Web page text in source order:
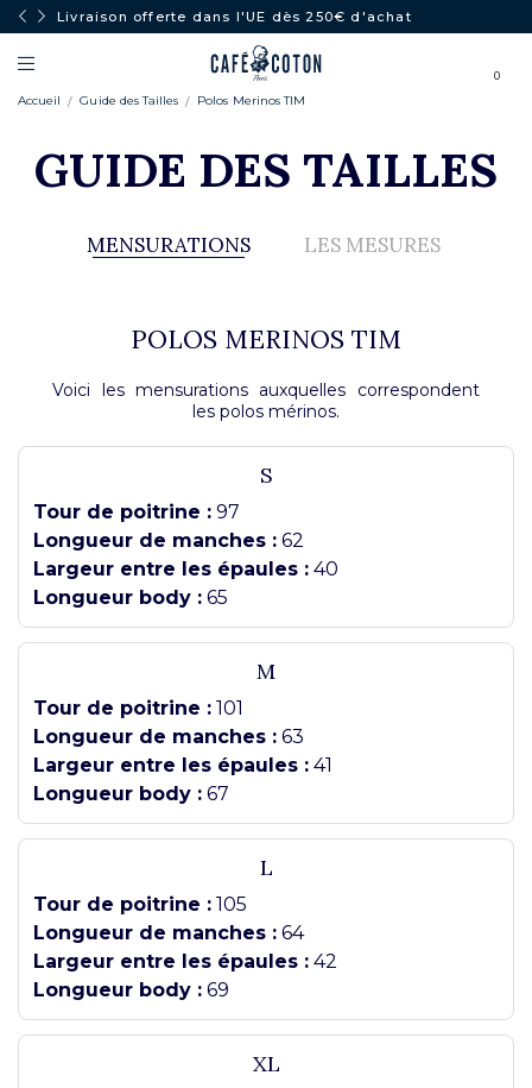
Livraison offerte dans l'UE dès 250€ d'achat
0
Accueil Guide des Tailles Polos Merinos TIM
GUIDE DES TAILLES
MENSURATIONS
POLOS MERINOS TIM
Voici les mensurations auxquelles correspondent
les polos mérinos.
S
Tour de poitrine : 97
Longueur de manches : 62
Largeur entre les épaules : 40
Longueur body : 65
M
Tour de poitrine : 101
Longueur de manches : 63
Largeur entre les épaules : 41
Longueur body : 67
L
Tour de poitrine : 105
Longueur de manches : 64
Largeur entre les épaules : 42
Longueur body : 69
XL
LES MESURES